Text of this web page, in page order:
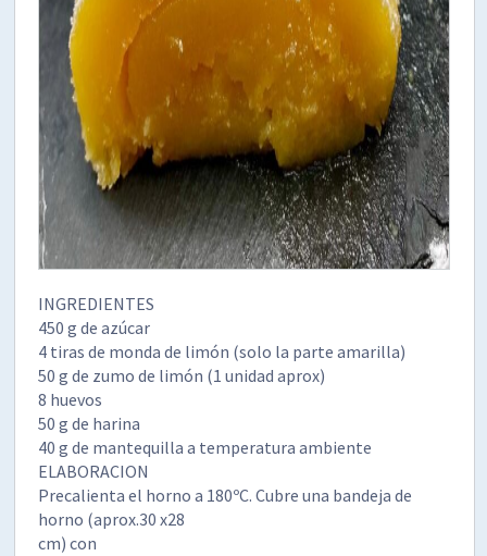
INGREDIENTES
450 g de azúcar
4 tiras de monda de limón (solo la parte amarilla)
50 g de zumo de limón (1 unidad aprox)
8 huevos
50 g de harina
40 g de mantequilla a temperatura ambiente
ELABORACION
Precalienta el horno a 180ºC. Cubre una bandeja de
horno (aprox.30 x28
cm) con